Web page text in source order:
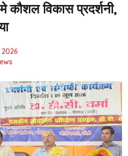
विकास प्रदर्शनी,
2026